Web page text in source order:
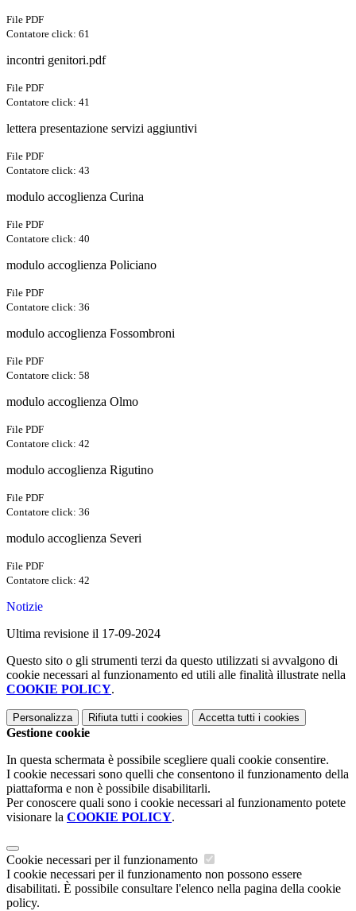
File PDF
Contatore click: 61
incontri genitori.pdf
File PDF
Contatore click: 41
lettera presentazione servizi aggiuntivi
File PDF
Contatore click: 43
modulo accoglienza Curina
File PDF
Contatore click: 40
modulo accoglienza Policiano
File PDF
Contatore click: 36
modulo accoglienza Fossombroni
File PDF
Contatore click: 58
modulo accoglienza Olmo
File PDF
Contatore click: 42
modulo accoglienza Rigutino
File PDF
Contatore click: 36
modulo accoglienza Severi
File PDF
Contatore click: 42
Notizie
Ultima revisione il 17-09-2024
Questo sito o gli strumenti terzi da questo utilizzati si avvalgono di
cookie necessari al funzionamento ed utili alle finalità illustrate nella
COOKIE POLICY.
Personalizza Rifiuta tutti i cookies Accetta tutti i cookies
Gestione cookie
In questa schermata è possibile scegliere quali cookie consentire.
I cookie necessari sono quelli che consentono il funzionamento della
piattaforma e non è possibile disabilitarli.
Per conoscere quali sono i cookie necessari al funzionamento potete
visionare la COOKIE POLICY.
Cookie necessari per il funzionamento
I cookie necessari per il funzionamento non possono essere
disabilitati. È possibile consultare l'elenco nella pagina della cookie
policy.